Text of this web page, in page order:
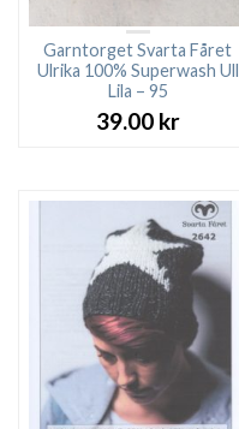
Garntorget Svarta Fåret
Ulrika 100% Superwash Ull
Lila – 95
39.00 kr